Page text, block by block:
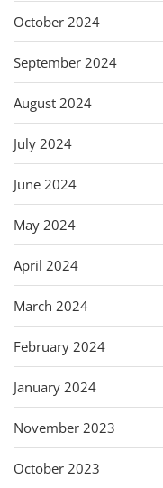
October 2024
September 2024
August 2024
July 2024
June 2024
May 2024
April 2024
March 2024
February 2024
January 2024
November 2023
October 2023